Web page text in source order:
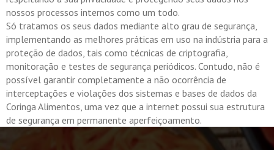
nossos processos internos como um todo.
Só tratamos os seus dados mediante alto grau de segurança,
implementando as melhores práticas em uso na indústria para a
proteção de dados, tais como técnicas de criptografia,
monitoração e testes de segurança periódicos. Contudo, não é
possível garantir completamente a não ocorrência de
interceptações e violações dos sistemas e bases de dados da
Coringa Alimentos, uma vez que a internet possui sua estrutura
de segurança em permanente aperfeiçoamento.